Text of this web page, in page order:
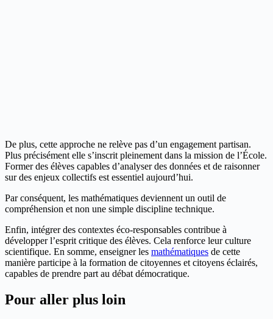
De plus, cette approche ne relève pas d’un engagement partisan.
Plus précisément elle s’inscrit pleinement dans la mission de l’École.
Former des élèves capables d’analyser des données et de raisonner
sur des enjeux collectifs est essentiel aujourd’hui.
Par conséquent, les mathématiques deviennent un outil de
compréhension et non une simple discipline technique.
Enfin, intégrer des contextes éco-responsables contribue à
développer l’esprit critique des élèves. Cela renforce leur culture
scientifique. En somme, enseigner les mathématiques de cette
manière participe à la formation de citoyennes et citoyens éclairés,
capables de prendre part au débat démocratique.
Pour aller plus loin